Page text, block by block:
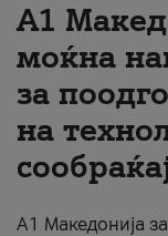
A1
моќна
за
на
A1 Македонија